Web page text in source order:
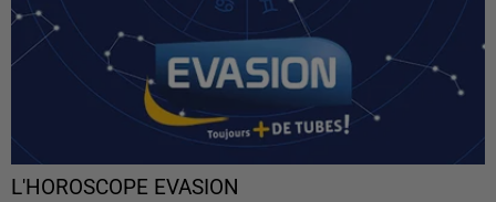
L'HOROSCOPE EVASION